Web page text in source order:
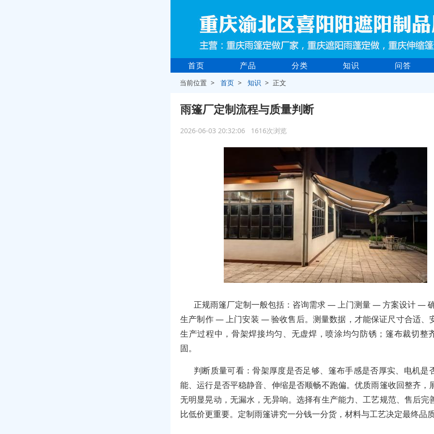
首页 产品 分类 知识 问答
当前位置 >首页 >知识 > 正文
雨篷厂定制流程与质量判断
2026-06-03 20:32:06 1616次浏览
正规雨篷厂定制一般包括：咨询需求 — 上门测量 — 方案设计 —
生产制作 — 上门安装 — 验收售后。测量数据，才能保证尺寸合适、
生产过程中，骨架焊接均匀、无虚焊，喷涂均匀防锈；篷布裁切整
固。
判断质量可看：骨架厚度是否足够、篷布手感是否厚实、电机是
能、运行是否平稳静音、伸缩是否顺畅不跑偏。优质雨篷收回整齐，
无明显晃动，无漏水，无异响。选择有生产能力、工艺规范、售后完
比低价更重要。定制雨篷讲究一分钱一分货，材料与工艺决定最终品